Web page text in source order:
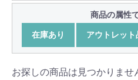
商品の属性
在庫あり アウトレット
お探しの商品は見つかりませ